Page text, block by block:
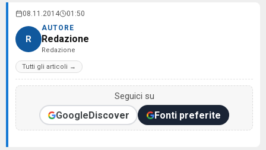
08.11.2014 01:50
R
AUTORE
Redazione
Redazione
Tutti gli articoli →
Seguici su
GoogleDiscover Fonti preferite